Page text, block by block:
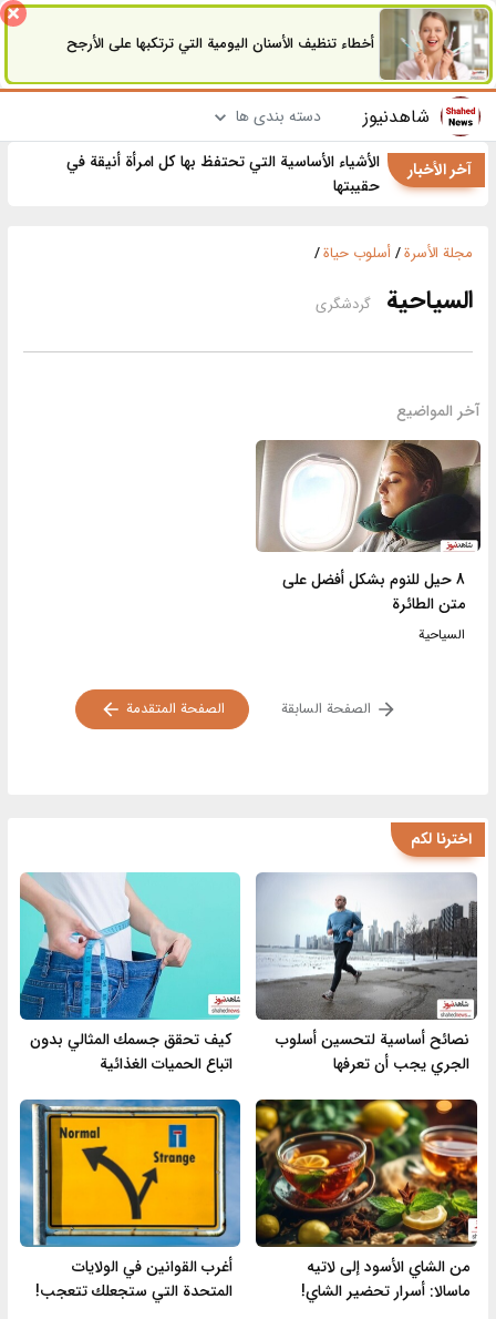
أخطاء تنظيف الأسنان اليومية التي ترتكبها على الأرجح
شاهدنیوز دسته بندی ها
آخر الأخبار
الأشياء الأساسية التي تحتفظ بها كل امرأة أنيقة في
حقيبتها
مجلة الأسرة/أسلوب حياة/
السياحية گردشگری
آخر المواضيع
8 حيل للنوم بشكل أفضل على
متن الطائرة
السياحية
الصفحة السابقة الصفحة المتقدمة
اخترنا لكم
نصائح أساسية لتحسين أسلوب
الجري يجب أن تعرفها
كيف تحقق جسمك المثالي بدون
اتباع الحميات الغذائية
من الشاي الأسود إلى لاتيه
ماسالا: أسرار تحضير الشاي!
أغرب القوانين في الولايات
المتحدة التي ستجعلك تتعجب!